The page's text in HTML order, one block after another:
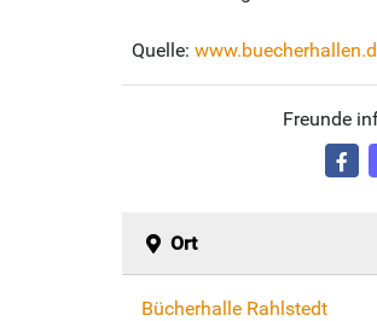
Quelle:
Freunde
Ort
Bücherhalle Rahlstedt